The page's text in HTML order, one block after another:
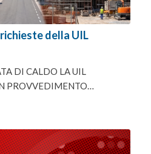
della UIL
DI CALDO LA UIL
PROVVEDIMENTO…